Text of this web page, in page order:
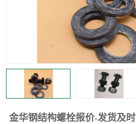
金华钢结构螺栓报价-发货及时